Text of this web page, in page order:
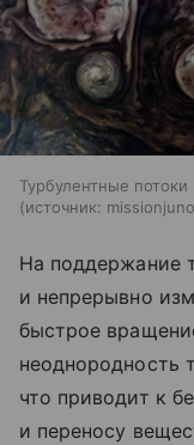
Турбулентные
источник: missionjuno
На поддержание
и непрерывно
быстрое
неоднородность
что приводит к
и переносу